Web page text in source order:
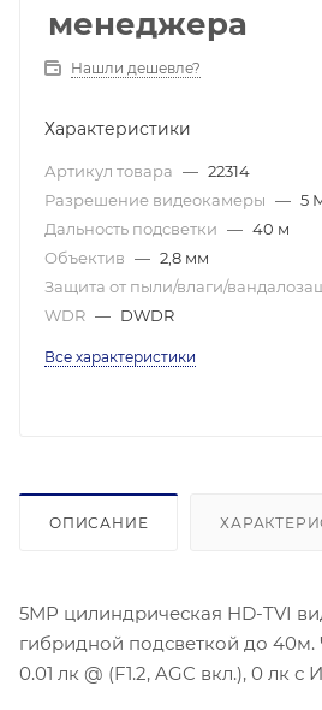
менеджера
Нашли дешевле?
Характеристики
Артикул товара — 22314
Разрешение видеокамеры — 5
Дальность подсветки — 40 м
Объектив — 2,8 мм
Защита от пыли/влаги/
WDR — DWDR
Все характеристики
ОПИСАНИЕ
5МР цилиндрическая HD-TVI
гибридной подсветкой до 40м.
0.01 лк @ (F1.2, AGC вкл.), 0 лк